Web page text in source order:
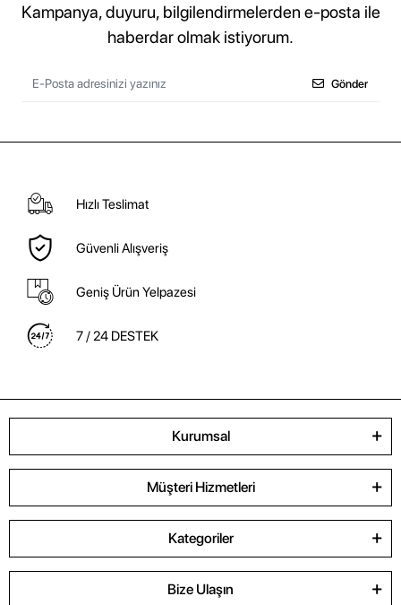
Kampanya, duyuru, bilgilendirmelerden e-posta ile
haberdar olmak istiyorum.
Gönder
Hızlı Teslimat
Güvenli Alışveriş
Geniş Ürün Yelpazesi
7 / 24 DESTEK
Kurumsal
Müşteri Hizmetleri
Kategoriler
Bize Ulaşın